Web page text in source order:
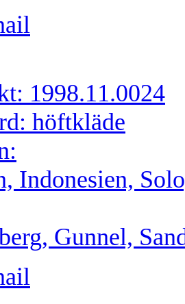
1998.11.0024
höftkläde
Indonesien,
Gunnel,